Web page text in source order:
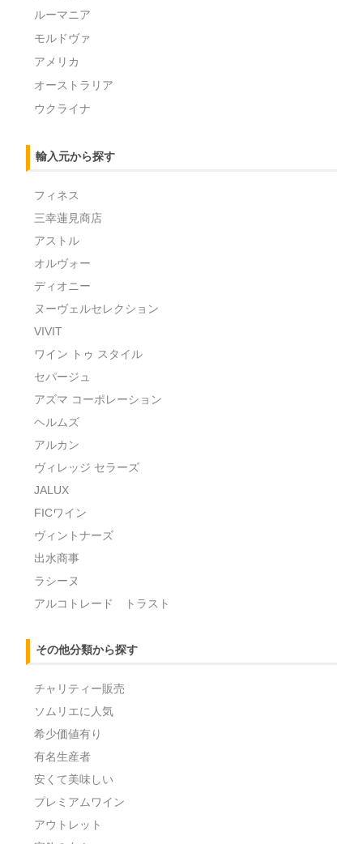
ルーマニア
モルドヴァ
アメリカ
オーストラリア
ウクライナ
輸入元から探す
フィネス
三幸蓮見商店
アストル
オルヴォー
ディオニー
ヌーヴェルセレクション
VIVIT
ワイン トゥ スタイル
セパージュ
アズマ コーポレーション
ヘルムズ
アルカン
ヴィレッジ セラーズ
JALUX
FICワイン
ヴィントナーズ
出水商事
ラシーヌ
アルコトレード トラスト
その他分類から探す
チャリティー販売
ソムリエに人気
希少価値有り
有名生産者
安くて美味しい
プレミアムワイン
アウトレット